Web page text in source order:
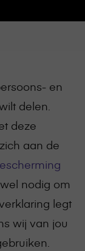
en
delen.
deze
aan de
nodig om
legt
wij van jou